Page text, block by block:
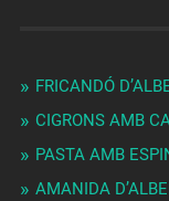
FRICANDÓ
CIGRONS AMB
PASTA AMB
AMANIDA